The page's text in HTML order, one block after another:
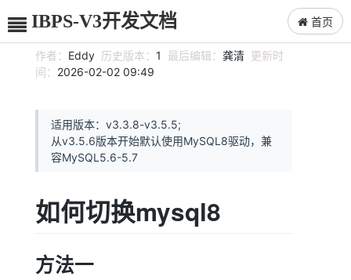
IBPS-V3开发文档 首页
作者： Eddy 历史版本： 1 最后编辑： 龚清 更新时
间： 2026-02-02 09:49
适用版本：v3.3.8-v3.5.5;
从v3.5.6版本开始默认使用MySQL8驱动，兼
容MySQL5.6-5.7
如何切换mysql8
方法一